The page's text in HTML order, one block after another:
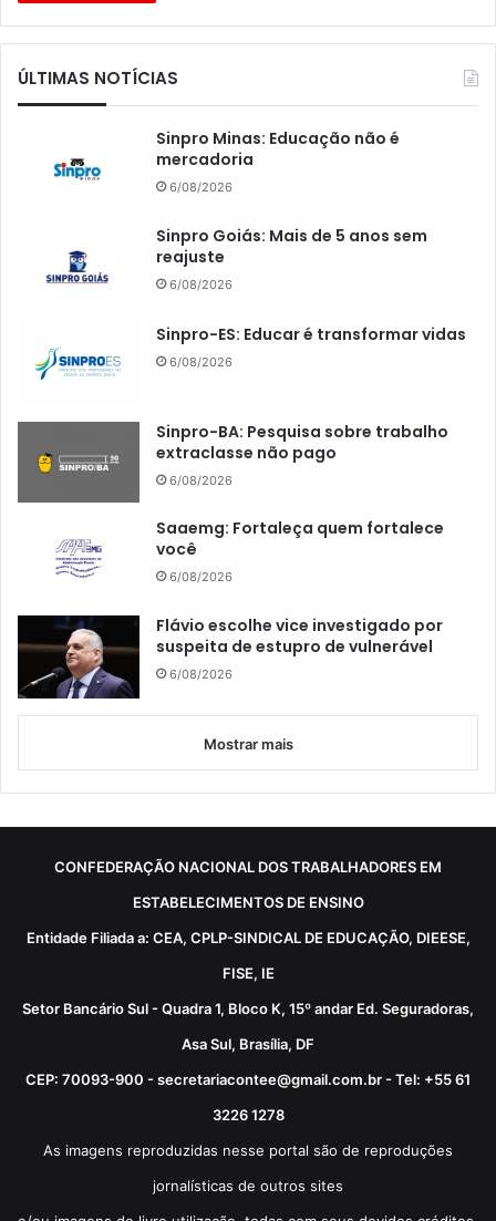
ÚLTIMAS NOTÍCIAS
Sinpro Minas: Educação não é
mercadoria
6/08/2026
Sinpro Goiás: Mais de 5 anos sem
reajuste
6/08/2026
Sinpro-ES: Educar é transformar vidas
6/08/2026
Sinpro-BA: Pesquisa sobre trabalho
extraclasse não pago
6/08/2026
Saaemg: Fortaleça quem fortalece
você
6/08/2026
Flávio escolhe vice investigado por
suspeita de estupro de vulnerável
6/08/2026
Mostrar mais
CONFEDERAÇÃO NACIONAL DOS TRABALHADORES EM
ESTABELECIMENTOS DE ENSINO
Entidade Filiada a: CEA, CPLP-SINDICAL DE EDUCAÇÃO, DIEESE,
FISE, IE
Setor Bancário Sul - Quadra 1, Bloco K, 15º andar Ed. Seguradoras,
Asa Sul, Brasília, DF
CEP: 70093-900 - secretariacontee@gmail.com.br - Tel: +55 61
3226 1278
As imagens reproduzidas nesse portal são de reproduções
jornalísticas de outros sites